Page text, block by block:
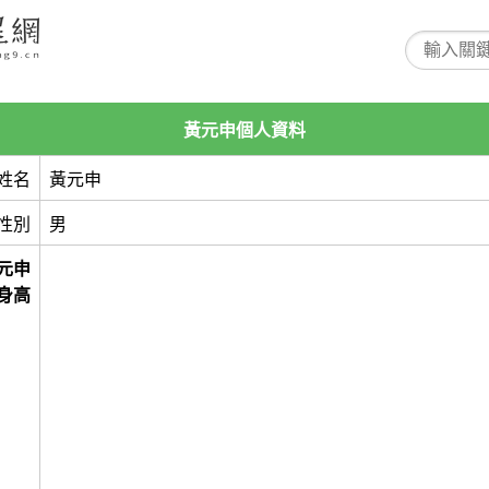
黃元申個人資料
名 黃元申
別 男
申
高